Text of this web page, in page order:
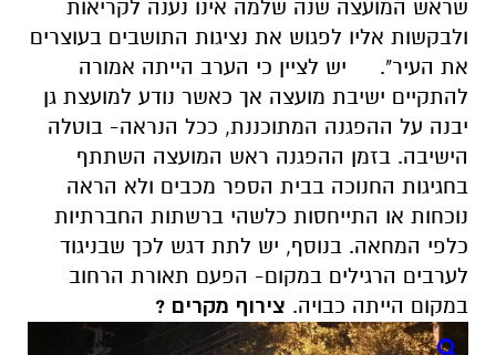
שראש המועצה שנה שלמה אינו נענה לקריאות
ולבקשות אליו לפגוש את נציגות התושבים בעוצרים
את העיר".
יש לציין כי הערב הייתה אמורה
להתקיים ישיבת מועצה אך כאשר נודע למועצת גן
יבנה על ההפגנה המתוכננת, ככל הנראה- בוטלה
הישיבה. בזמן ההפגנה ראש המועצה השתתף
בחגיגות החנוכה בבית הספר מכבים ולא הראה
נוכחות או התייחסות כלשהי ברשתות החברתיות
כלפי המחאה. בנוסף, יש לתת דגש לכך שבניגוד
לערבים הרגילים במקום- הפעם תאורת הרחוב
במקום הייתה כבויה. צירוף מקרים ?